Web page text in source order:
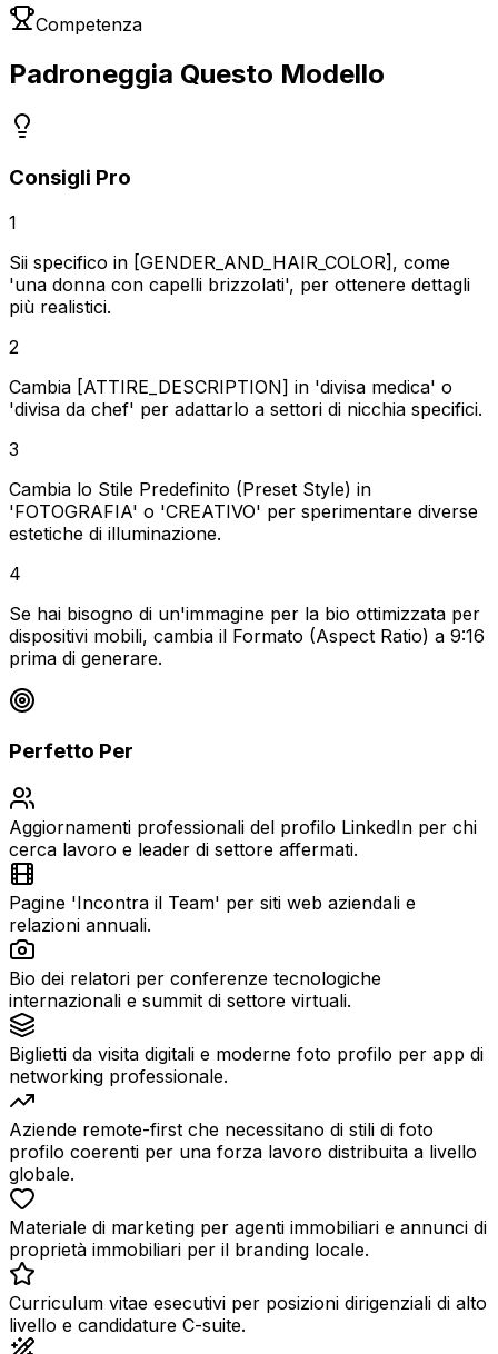
Competenza
Padroneggia Questo Modello
Consigli Pro
1
Sii specifico in [GENDER_AND_HAIR_COLOR], come
'una donna con capelli brizzolati', per ottenere dettagli
più realistici.
2
Cambia [ATTIRE_DESCRIPTION] in 'divisa medica' o
'divisa da chef' per adattarlo a settori di nicchia specifici.
3
Cambia lo Stile Predefinito (Preset Style) in
'FOTOGRAFIA' o 'CREATIVO' per sperimentare diverse
estetiche di illuminazione.
4
Se hai bisogno di un'immagine per la bio ottimizzata per
dispositivi mobili, cambia il Formato (Aspect Ratio) a 9:16
prima di generare.
Perfetto Per
Aggiornamenti professionali del profilo LinkedIn per chi
cerca lavoro e leader di settore affermati.
Pagine 'Incontra il Team' per siti web aziendali e
relazioni annuali.
Bio dei relatori per conferenze tecnologiche
internazionali e summit di settore virtuali.
Biglietti da visita digitali e moderne foto profilo per app di
networking professionale.
Aziende remote-first che necessitano di stili di foto
profilo coerenti per una forza lavoro distribuita a livello
globale.
Materiale di marketing per agenti immobiliari e annunci di
proprietà immobiliari per il branding locale.
Curriculum vitae esecutivi per posizioni dirigenziali di alto
livello e candidature C-suite.